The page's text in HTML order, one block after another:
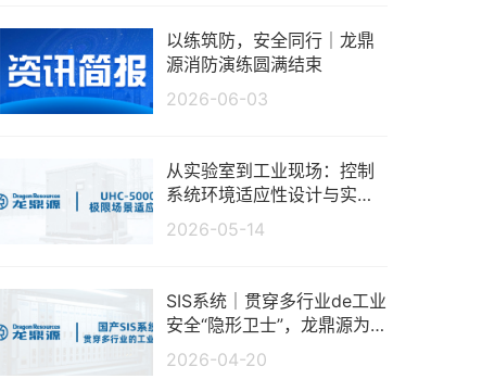
以练筑防，安全同行｜龙鼎
源消防演练圆满结束
2026-06-03
从实验室到工业现场：控制
系统环境适应性设计与实测
分析
2026-05-14
SIS系统｜贯穿多行业de工业
安全“隐形卫士”，龙鼎源为
生产保驾护航
2026-04-20